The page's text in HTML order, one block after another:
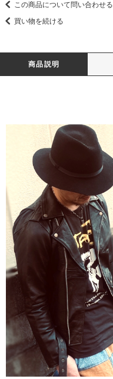
この商品について問い合わせる
買い物を続ける
商品説明